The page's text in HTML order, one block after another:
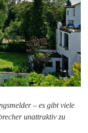
– es gibt viele
unattraktiv zu